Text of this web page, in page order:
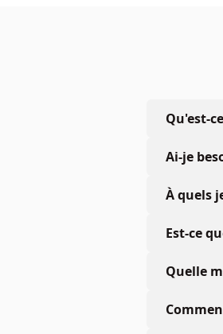
Qu'est-
Ai-je
À quels
Est-ce
Quelle